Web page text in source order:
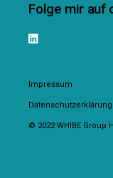
Folge mir auf
Impressum
Datenschutzerklärung
© 2022WHIBE Group